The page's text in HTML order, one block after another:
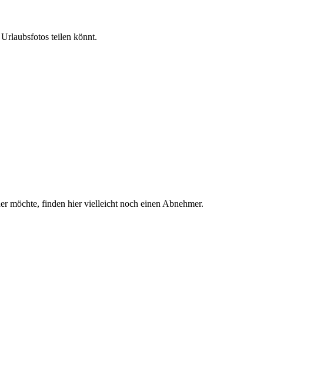
teilen könnt.
möchte, finden hier vielleicht noch einen Abnehmer.